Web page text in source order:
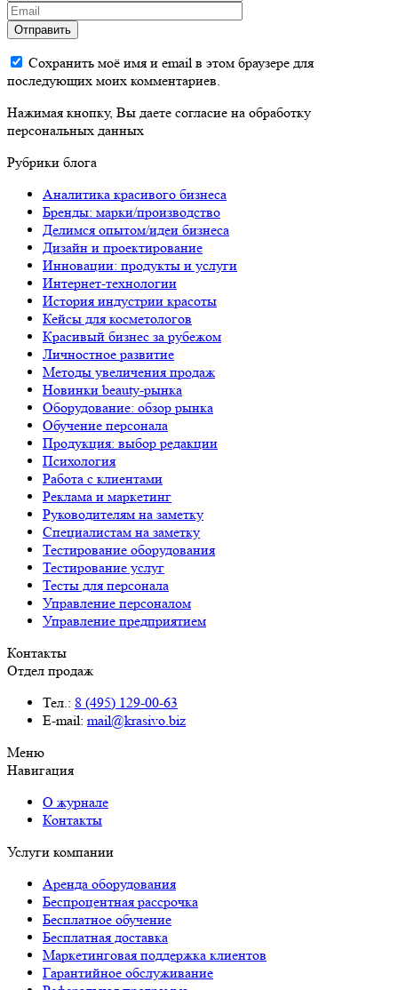
Отправить
Сохранить моё имя и email в этом браузере для
последующих моих комментариев.
Нажимая кнопку, Вы даете согласие на обработку
персональных данных
Рубрики блога
Аналитика красивого бизнеса
Бренды: марки/производство
Делимся опытом/идеи бизнеса
Дизайн и проектирование
Инновации: продукты и услуги
Интернет-технологии
История индустрии красоты
Кейсы для косметологов
Красивый бизнес за рубежом
Личностное развитие
Методы увеличения продаж
Новинки beauty-рынка
Оборудование: обзор рынка
Обучение персонала
Продукция: выбор редакции
Психология
Работа с клиентами
Реклама и маркетинг
Руководителям на заметку
Специалистам на заметку
Тестирование оборудования
Тестирование услуг
Тесты для персонала
Управление персоналом
Управление предприятием
Контакты
Отдел продаж
Тел.: 8 (495) 129-00-63
E-mail: mail@krasivo.biz
Меню
Навигация
О журнале
Контакты
Услуги компании
Аренда оборудования
Беспроцентная рассрочка
Бесплатное обучение
Бесплатная доставка
Маркетинговая поддержка клиентов
Гарантийное обслуживание